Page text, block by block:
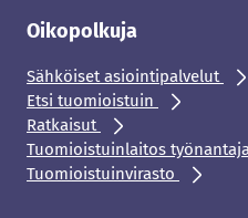
Oikopolkuja
Sähköiset asiointipalvelut
Etsi tuomioistuin
Ratkaisut
Tuomioistuinlaitos
Tuomioistuinvirasto